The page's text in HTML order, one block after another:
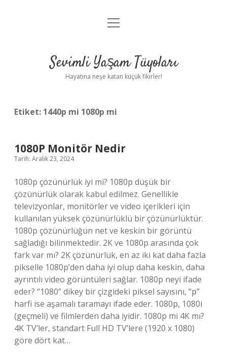
Anasayfa
Yasal Uyarı
menüyü
Sevimli Yaşam Tüyoları
Hayatına neşe katan küçük fikirler!
Etiket: 1440p mi 1080p mi
1080P Monitör Nedir
Tarih: Aralık 23, 2024
1080p çözünürlük iyi mi? 1080p düşük bir
çözünürlük olarak kabul edilmez. Genellikle
televizyonlar, monitörler ve video içerikleri için
kullanılan yüksek çözünürlüklü bir çözünürlüktür.
1080p çözünürlüğün net ve keskin bir görüntü
sağladığı bilinmektedir. 2K ve 1080p arasında çok
fark var mı? 2K çözünürlük, en az iki kat daha fazla
pikselle 1080p’den daha iyi olup daha keskin, daha
ayrıntılı video görüntüleri sağlar. 1080p neyi ifade
eder? “1080” dikey bir çizgideki piksel sayısını, “p”
harfi ise aşamalı taramayı ifade eder. 1080p, 1080i
(geçmeli) ve filmlerden daha iyidir. 1080p mi 4K mı?
4K TV’ler, standart Full HD TV’lere (1920 x 1080)
göre dört kat…